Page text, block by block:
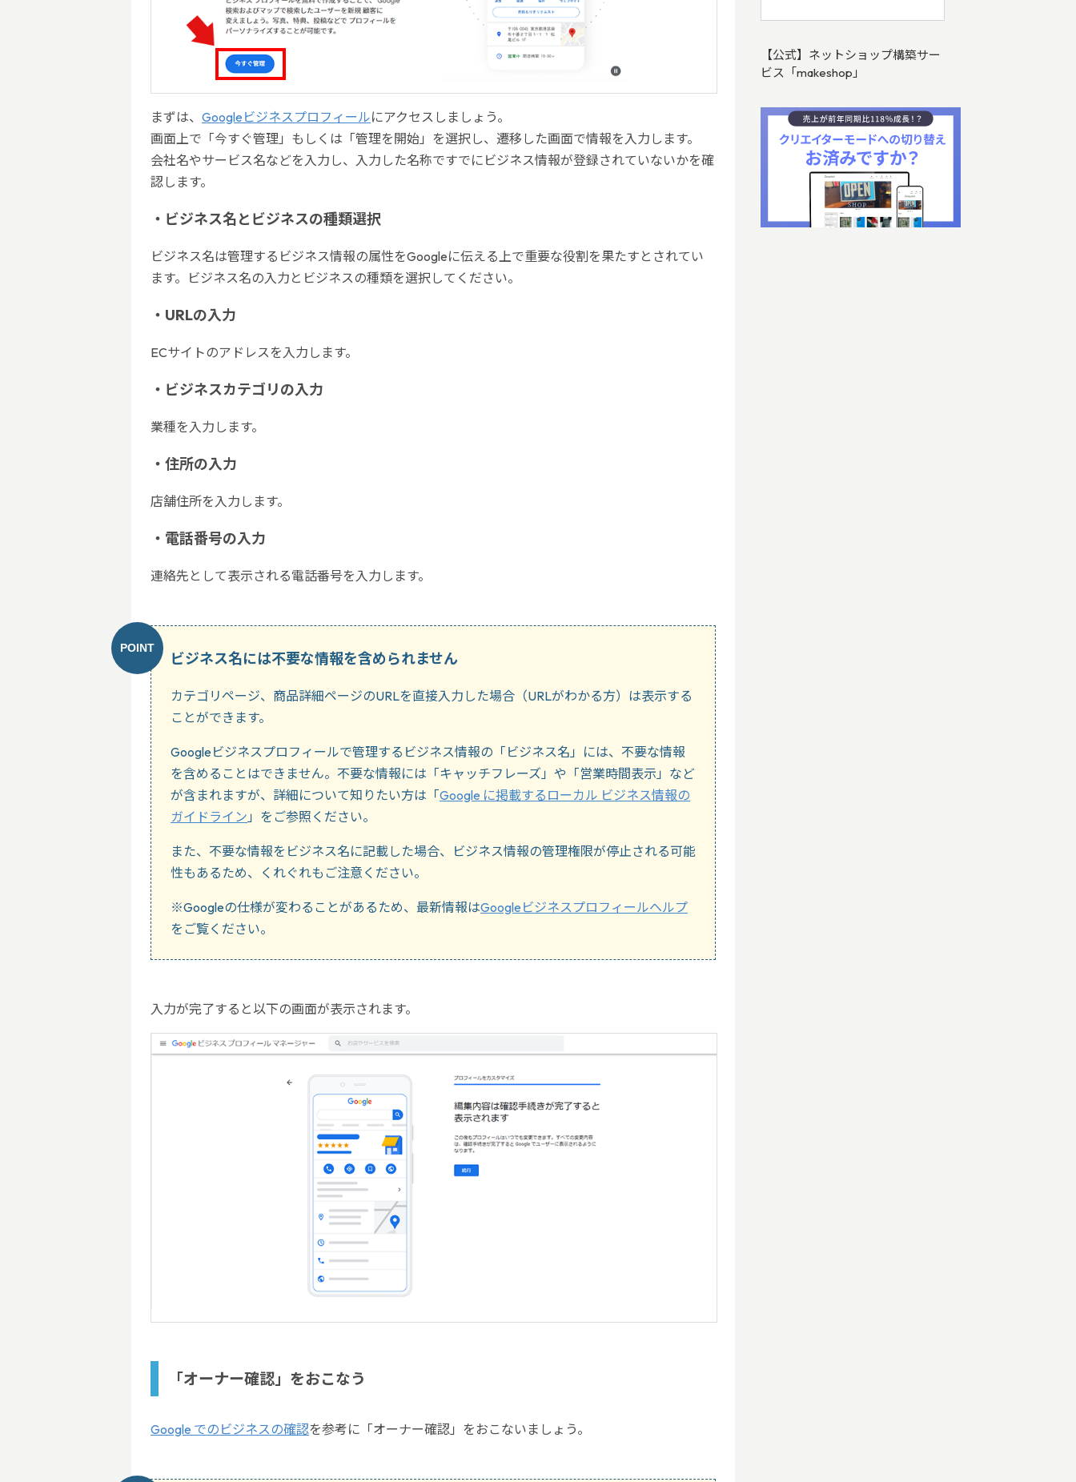
まずは、 Googleビジネスプロフィールにアクセスしましょう。
画面上で「今すぐ管理」もしくは「管理を開始」を選択し、遷移した画面で情報を入力します。
会社名やサービス名などを入力し、入力した名称ですでにビジネス情報が登録されていないかを確
認します。
・ビジネス名とビジネスの種類選択
ビジネス名は管理するビジネス情報の属性をGoogleに伝える上で重要な役割を果たすとされてい
ます。ビジネス名の入力とビジネスの種類を選択してください。
・URLの入力
ECサイトのアドレスを入力します。
・ビジネスカテゴリの入力
業種を入力します。
・住所の入力
店舗住所を入力します。
・電話番号の入力
連絡先として表示される電話番号を入力します。
ビジネス名には不要な情報を含められません
カテゴリページ、商品詳細ページのURLを直接入力した場合（URLがわかる方）は表示する
ことができます。
Googleビジネスプロフィールで管理するビジネス情報の「ビジネス名」には、不要な情報
を含めることはできません。不要な情報には「キャッチフレーズ」や「営業時間表示」など
が含まれますが、詳細について知りたい方は「Google に掲載するローカル ビジネス情報の
ガイドライン 」をご参照ください。
また、不要な情報をビジネス名に記載した場合、ビジネス情報の管理権限が停止される可能
性もあるため、くれぐれもご注意ください。
※Googleの仕様が変わることがあるため、最新情報はGoogleビジネスプロフィールヘルプ
をご覧ください。
入力が完了すると以下の画面が表示されます。
「オーナー確認」をおこなう
Google でのビジネスの確認を参考に「オーナー確認」をおこないましょう。
【公式】ネットショップ構築サー
ビス「makeshop」